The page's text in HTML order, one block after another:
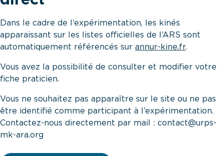
Dans le cadre de l’expérimentation, les kinés
apparaissant sur les listes officielles de l’ARS sont
automatiquement référencés sur annur-kine.fr.
Vous avez la possibilité de consulter et modifier votre
fiche praticien.
Vous ne souhaitez pas apparaître sur le site ou ne pas
être identifié comme participant à l’expérimentation.
Contactez-nous directement par mail : contact@urps-
mk-ara.org